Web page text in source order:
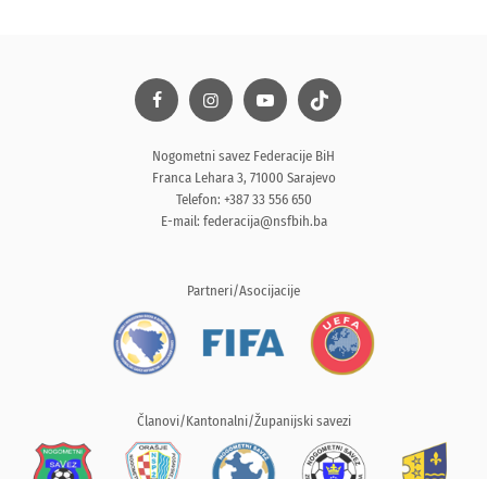
Nogometni savez Federacije BiH
Franca Lehara 3, 71000 Sarajevo
Telefon: +387 33 556 650
E-mail: federacija@nsfbih.ba
Partneri/Asocijacije
Članovi/Kantonalni/Županijski savezi